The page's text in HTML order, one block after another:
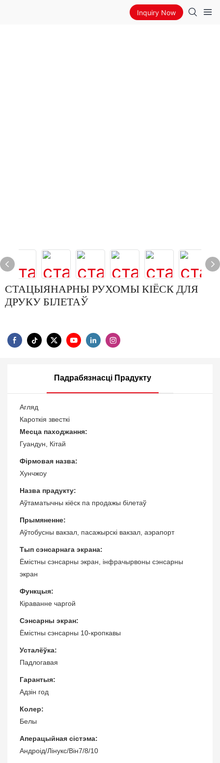
Inquiry Now
СТАЦЫЯНАРНЫ РУХОМЫ КІЁСК ДЛЯ
ДРУКУ БІЛЕТАЎ
Падрабязнасці Прадукту
Агляд
Кароткія звесткі
Месца паходжання:
Гуандун, Кітай
Фірмовая назва:
Хунчжоу
Назва прадукту:
Аўтаматычны кіёск па продажы білетаў
Прымяненне:
Аўтобусны вакзал, пасажырскі вакзал, аэрапорт
Тып сэнсарнага экрана:
Ёмістны сэнсарны экран, інфрачырвоны сэнсарны
экран
Функцыя:
Кіраванне чаргой
Сэнсарны экран:
Ёмістны сэнсарны 10-кропкавы
Усталёўка:
Падлогавая
Гарантыя:
Адзін год
Колер:
Белы
Аперацыйная сістэма:
Андроід/Лінукс/Він7/8/10